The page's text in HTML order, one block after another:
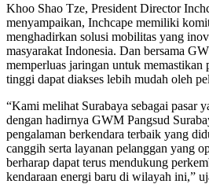
Khoo Shao Tze, President Director
menyampaikan, Inchcape memiliki
menghadirkan solusi mobilitas yang
masyarakat Indonesia. Dan bersama
memperluas jaringan untuk
tinggi dapat diakses lebih mudah oleh
“Kami melihat Surabaya sebagai pasar
dengan hadirnya GWM Pangsud
pengalaman berkendara terbaik yang
canggih serta layanan pelanggan yang
berharap dapat terus mendukung
kendaraan energi baru di wilayah ini,”